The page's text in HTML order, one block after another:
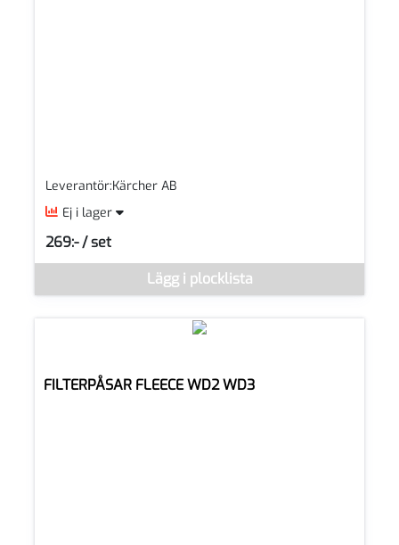
Leverantör:Kärcher AB
Ej i lager
Denna vara går inte att beställa via webben just nu, vänligen
Lägg i plocklista
269:- / set
SEK per SET
FILTERPÅSAR FLEECE WD2 WD3